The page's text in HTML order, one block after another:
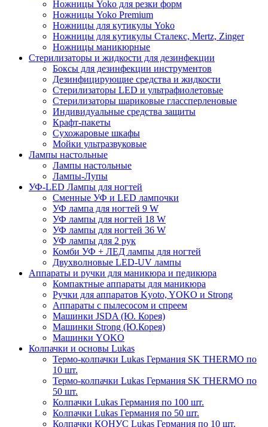
Ножницы Yoko для резки форм
Ножницы Yoko Premium
Ножницы для кутикулы Yoko
Ножницы для кутикулы Сталекс, Mertz, Zinger
Ножницы маникюрные
Стерилизаторы и жидкости для дезинфекции
Боксы для дезинфекции инструментов
Дезинфицирующие средства и жидкости
Стерилизаторы LED и ультрафиолетовые
Стерилизаторы шариковые глассперленовые
Индивидуальные средства защиты
Крафт-пакеты
Сухожаровые шкафы
Мойки ультразвуковые
Лампы настольные
Лампы настольные
Лампы-Лупы
УФ-LED Лампы для ногтей
Сменные УФ и LED лампочки
УФ лампа для ногтей 9 W
УФ лампы для ногтей 18 W
УФ лампы для ногтей 36 W
УФ лампы для 2 рук
Комби УФ + ЛЕД лампы для ногтей
Двухволновые LED-UV лампы
Аппараты и ручки для маникюра и педикюра
Компактные аппараты для маникюра
Ручки для аппаратов Kyoto, YOKO и Strong
Аппараты с пылесосом и спреем
Машинки JSDA (Ю. Корея)
Машинки Strong (Ю.Корея)
Машинки YOKO
Колпачки и основы Lukas
Термо-колпачки Lukas Германия SK THERMO по
10 шт.
Термо-колпачки Lukas Германия SK THERMO по
50 шт.
Колпачки Lukas Германия по 100 шт.
Колпачки Lukas Германия по 50 шт.
Колпачки КОНУС Lukas Германия по 10 шт.